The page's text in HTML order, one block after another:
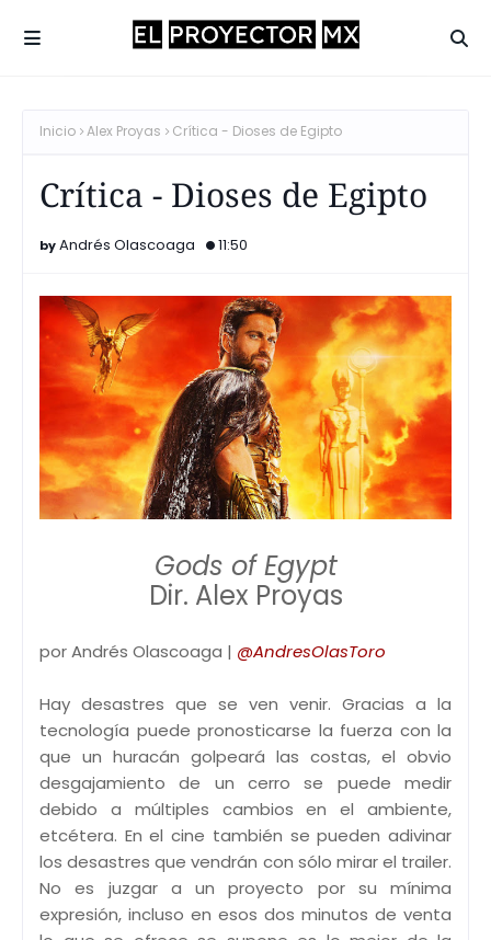
Inicio Alex Proyas Crítica - Dioses de Egipto
Crítica - Dioses de Egipto
Andrés Olascoaga 11:50
Gods of Egypt
Dir. Alex Proyas
por Andrés Olascoaga | @AndresOlasToro
Hay desastres que se ven venir. Gracias a la
tecnología puede pronosticarse la fuerza con la
que un huracán golpeará las costas, el obvio
desgajamiento de un cerro se puede medir
debido a múltiples cambios en el ambiente,
etcétera. En el cine también se pueden adivinar
los desastres que vendrán con sólo mirar el trailer.
No es juzgar a un proyecto por su mínima
expresión, incluso en esos dos minutos de venta